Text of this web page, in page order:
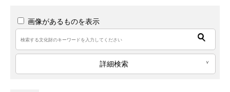
画像があるものを表示
詳細検索